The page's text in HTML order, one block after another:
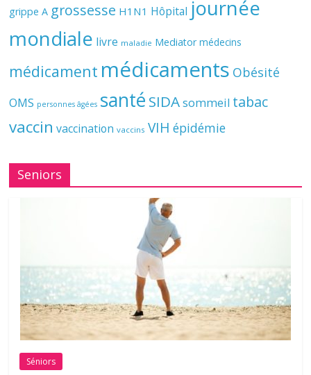
grippe A grossesse H1N1 Hôpital journée
mondiale livre maladie Mediator médecins
médicament médicaments Obésité
OMS personnes âgées santé SIDAsommeil tabac
vaccin vaccination vaccins VIH épidémie
Seniors
Séniors